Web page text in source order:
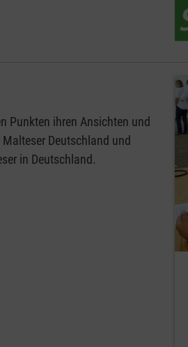
Punkten ihren Ansichten und
Deutschland und
in Deutschland.